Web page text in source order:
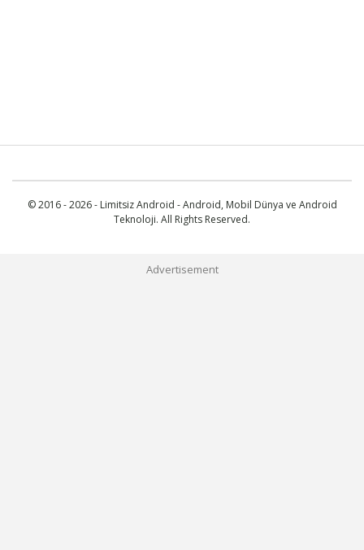
© 2016 - 2026 - Limitsiz Android - Android, Mobil Dünya ve Android
Teknoloji. All Rights Reserved.
Advertisement